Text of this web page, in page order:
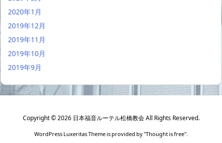
2020年1月
2019年12月
2019年11月
2019年10月
2019年9月
Copyright ©2026 日本福音ルーテル松橋教会All Rights Reserved.
WordPress Luxeritas Theme is provided by "Thought is free".